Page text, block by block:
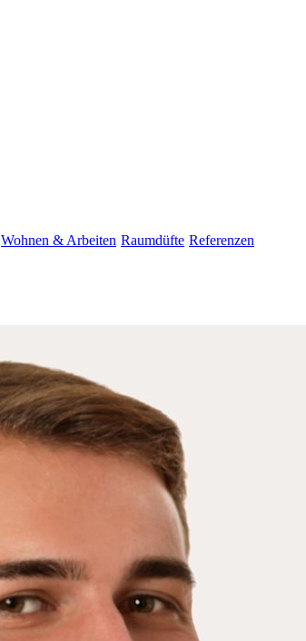
Wohnen & Arbeiten Raumdüfte Referenzen